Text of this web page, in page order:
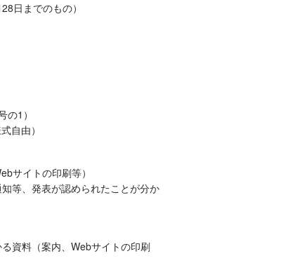
日までのもの）
1）
自由）
サイトの印刷等）
等、発表が認められたことが分か
資料（案内、Webサイトの印刷